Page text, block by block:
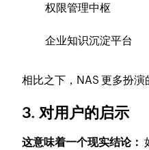
权限管理中枢
企业知识沉淀平台
相比之下，NAS 更多扮演
3. 对用户的启示
这意味着一个现实结论：